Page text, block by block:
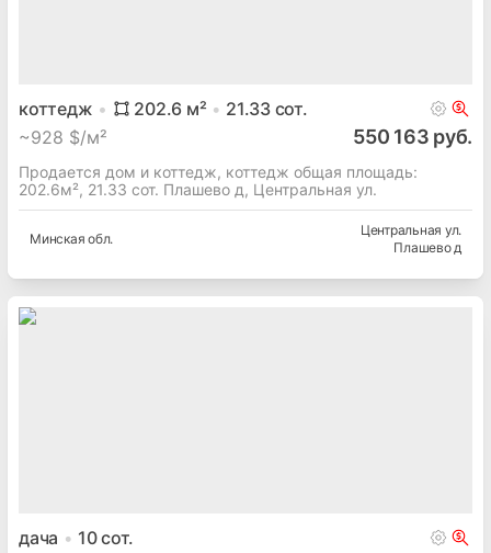
коттедж 202.6 м² 21.33сот.
~928 $/м² 550 163 руб.
Продается дом и коттедж, коттедж общая площадь:
202.6м², 21.33 сот. Плашево д, Центральная ул.
Минская обл.
Центральная ул.
Плашево д
дача 10сот.